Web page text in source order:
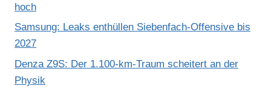
hoch
Samsung: Leaks enthüllen Siebenfach-Offensive bis
2027
Denza Z9S: Der 1.100-km-Traum scheitert an der
Physik